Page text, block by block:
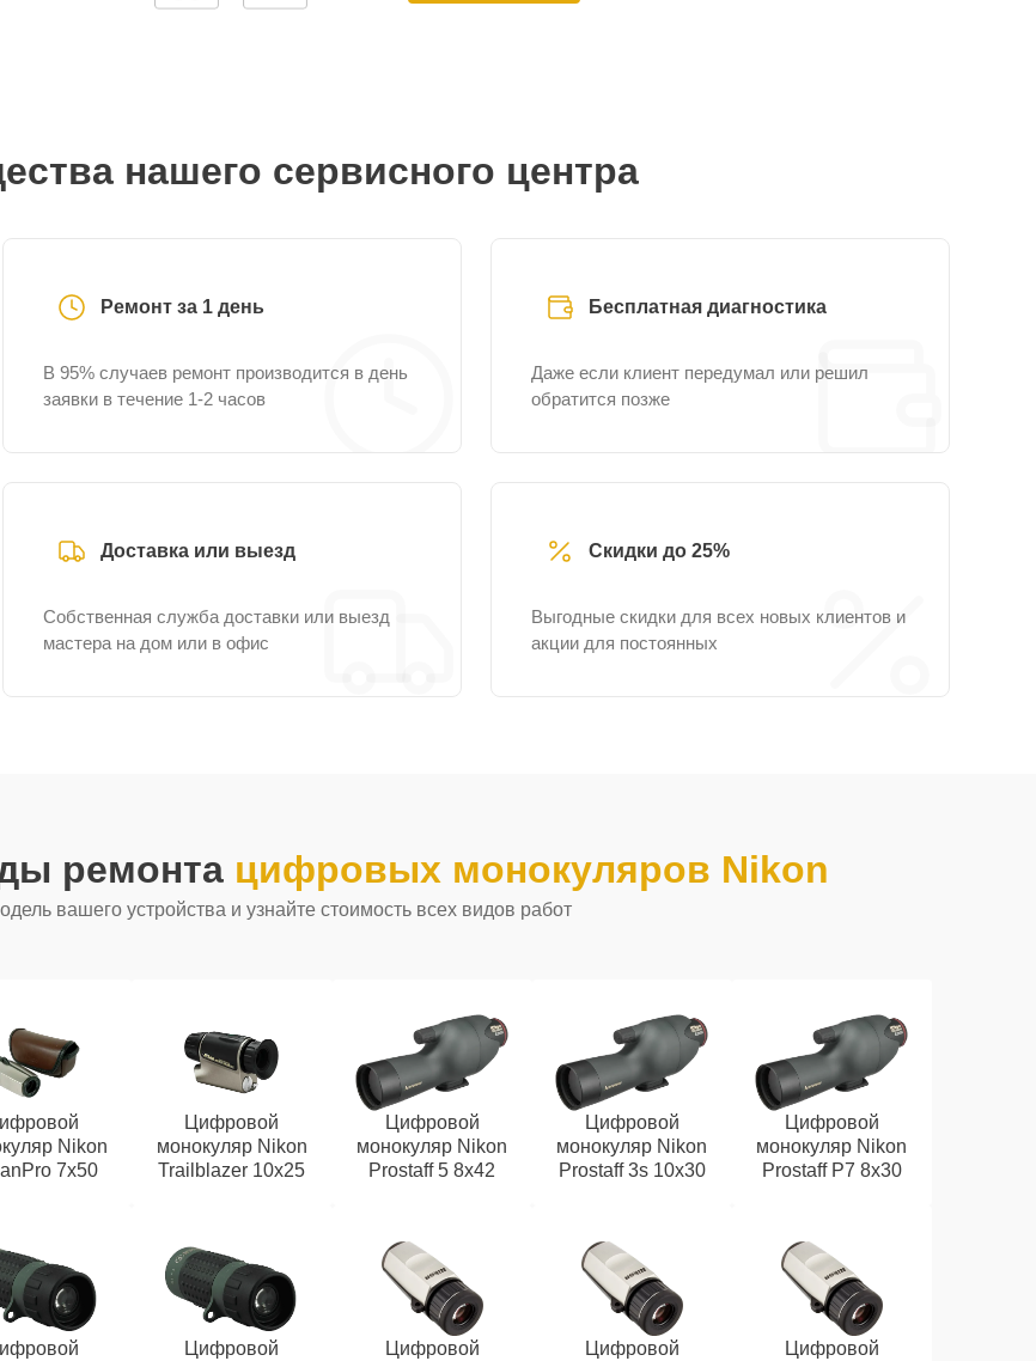
нашего сервисного центра
Ремонт за 1 день
В 95% случаев ремонт производится в день
заявки в течение 1-2 часов
Бесплатная диагностика
Даже если клиент передумал или решил
обратится позже
Доставка или выезд
Собственная служба доставки или выезд
мастера на дом или в офис
Скидки до 25%
Выгодные скидки для всех новых клиентов и
акции для постоянных
ремонта цифровых монокуляров Nikon
вашего устройства и узнайте стоимость всех видов работ
Nikon
7x50
Цифровой
монокуляр Nikon
Trailblazer 10x25
Цифровой
монокуляр Nikon
Prostaff 5 8x42
Цифровой
монокуляр Nikon
Prostaff 3s 10x30
Цифровой
монокуляр Nikon
Prostaff P7 8x30
Цифровой
Цифровой
Цифровой
Цифровой